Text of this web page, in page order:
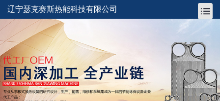
辽宁瑟克赛斯热能科技有限公司